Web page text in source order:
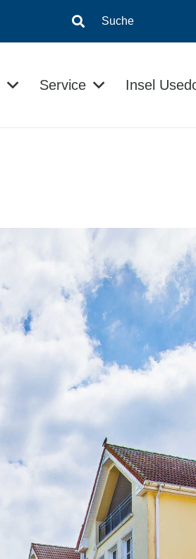
Suche
Service Insel